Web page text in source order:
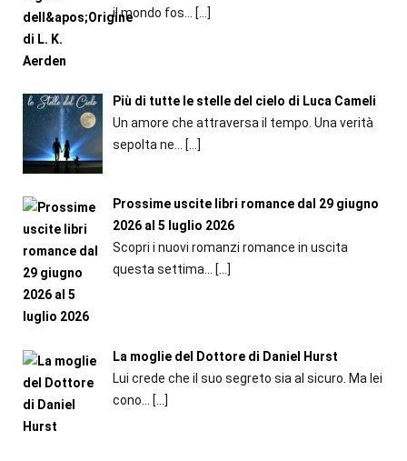
il mondo fos... […]
Più di tutte le stelle del cielo di Luca Cameli
Un amore che attraversa il tempo. Una verità
sepolta ne...
[…]
Prossime uscite libri romance dal 29 giugno
2026 al 5 luglio 2026
Scopri i nuovi romanzi romance in uscita
questa settima...
[…]
La moglie del Dottore di Daniel Hurst
Lui crede che il suo segreto sia al sicuro. Ma lei
cono... […]